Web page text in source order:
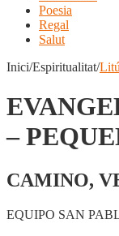
Poesia
Regal
Salut
Inici/Espiritualitat/
–
CAMINO,
EQUIPO SAN